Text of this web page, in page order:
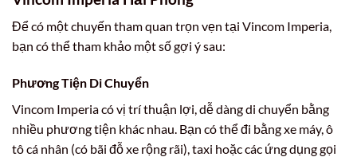
Để có một chuyến tham quan trọn vẹn tại Vincom Imperia,
bạn có thể tham khảo một số gợi ý sau:
Phương Tiện Di Chuyển
Vincom Imperia có vị trí thuận lợi, dễ dàng di chuyển bằng
nhiều phương tiện khác nhau. Bạn có thể đi bằng xe máy, ô
tô cá nhân (có bãi đỗ xe rộng rãi), taxi hoặc các ứng dụng gọi